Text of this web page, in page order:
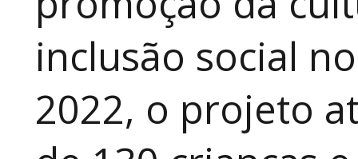
inclusão social
2022, o projeto